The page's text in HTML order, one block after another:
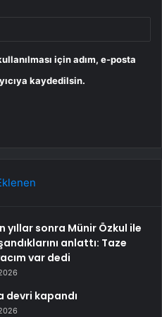
için adım, e-posta
kaydedilsin.
yıllar sonra Münir Özkul ile
anlattı: Taze
var dedi
devri kapandı